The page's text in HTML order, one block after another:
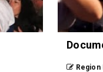
Region